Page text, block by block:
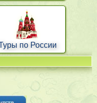
по России